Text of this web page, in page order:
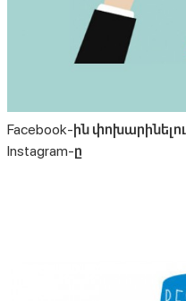
Facebook-ին
Instagram-ը